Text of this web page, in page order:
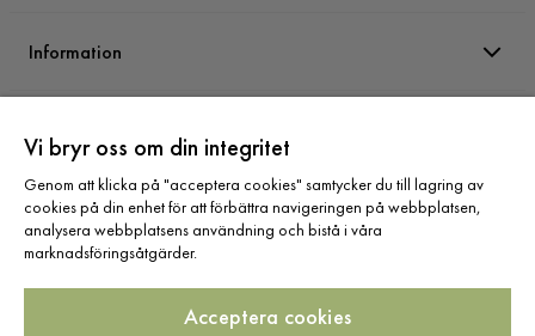
Information
Sortiment
Vi bryr oss om din integritet
Genom att klicka på "acceptera cookies" samtycker du till lagring av
cookies på din enhet för att förbättra navigeringen på webbplatsen,
analysera webbplatsens användning och bistå i våra
marknadsföringsåtgärder.
Acceptera cookies